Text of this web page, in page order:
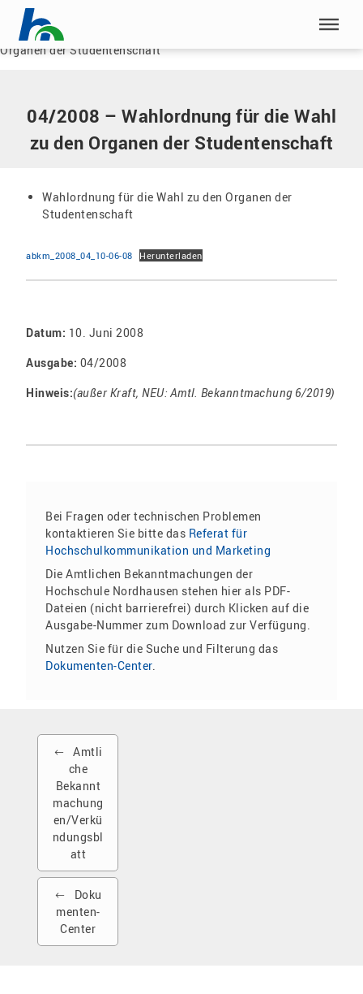
Menü überspringen
Menü überspringen
Home |Dokumente
04/2008 – Wahlordnung für die Wahl zu den
Organen der Studentenschaft
04/2008 – Wahlordnung für die Wahl
zu den Organen der Studentenschaft
Wahlordnung für die Wahl zu den Organen der
Studentenschaft
abkm_2008_04_10-06-08 Herunterladen
Datum: 10. Juni 2008
Ausgabe: 04/2008
Hinweis:(außer Kraft, NEU: Amtl. Bekanntmachung 6/2019)
Bei Fragen oder technischen Problemen
kontaktieren Sie bitte das Referat für
Hochschulkommunikation und Marketing
Die Amtlichen Bekanntmachungen der
Hochschule Nordhausen stehen hier als PDF-
Dateien (nicht barrierefrei) durch Klicken auf die
Ausgabe-Nummer zum Download zur Verfügung.
Nutzen Sie für die Suche und Filterung das
Dokumenten-Center.
Amtli
che
Bekannt
machung
en/Verkü
ndungsbl
att
Doku
menten-
Center